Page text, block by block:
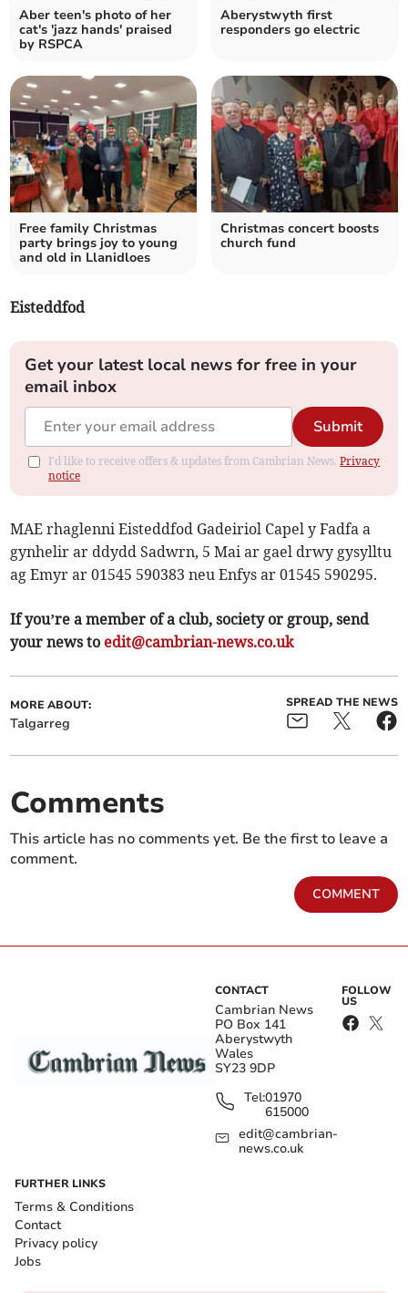
Aber teen's photo of her
cat's 'jazz hands' praised
by RSPCA
Aberystwyth first
responders go electric
Free family Christmas
party brings joy to young
and old in Llanidloes
Christmas concert boosts
church fund
Eisteddfod
Get your latest local news for free in your
email inbox
Submit
I'd like to receive offers & updates from Cambrian News.Privacy
notice
MAE rhaglenni Eisteddfod Gadeiriol Capel y Fadfa a
gynhelir ar ddydd Sadwrn, 5 Mai ar gael drwy gysylltu
ag Emyr ar 01545 590383 neu Enfys ar 01545 590295.
If you’re a member of a club, society or group, send
your news to edit@cambrian-news.co.uk
MORE ABOUT:
Talgarreg
SPREAD THE NEWS
Comments
This article has no comments yet. Be the first to leave a
comment.
COMMENT
CONTACT
Cambrian News
PO Box 141
Aberystwyth
Wales
SY23 9DP
Tel:01970
615000
edit@cambrian-
news.co.uk
FOLLOW
US
FURTHER LINKS
Terms & Conditions
Contact
Privacy policy
Jobs